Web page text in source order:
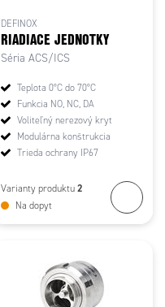
DEFINOX
RIADIACE JEDNOTKY
Séria ACS/ICS
Teplota 0°C do 70°C
Funkcia NO, NC, DA
Voliteľný nerezový kryt
Modulárna konštrukcia
Trieda ochrany IP67
Varianty produktu 2
Na dopyt